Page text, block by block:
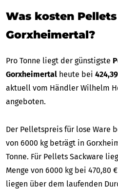
Was kosten
Gorxheimertal?
Pro Tonne liegt der günstigste
Gorxheimertal heute bei
aktuell vom Händler Wilhelm
angeboten.
Der Pelletspreis für lose Ware
von 6000 kg beträgt in
Tonne. Für Pellets Sackware
Menge von 6000 kg bei 470,80
liegen über dem laufenden